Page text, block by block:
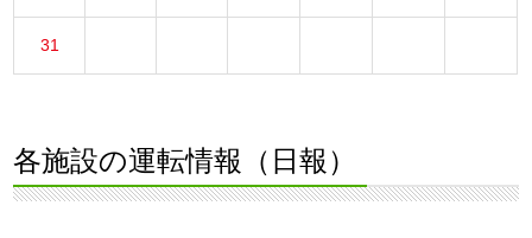
31
各施設の運転情報（日報）